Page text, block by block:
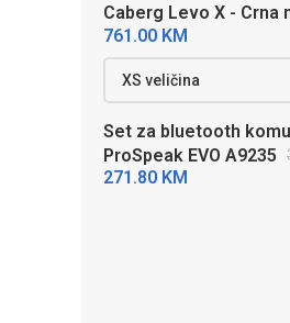
Caberg Levo X - Crna
761.00 KM
Set za bluetooth
ProSpeak EVO A9235
271.80 KM